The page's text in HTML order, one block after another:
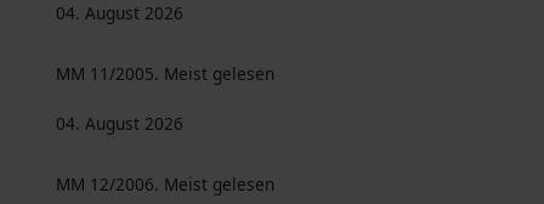
04. August 2026
MM 11/2005. Meist gelesen
04. August 2026
MM 12/2006. Meist gelesen